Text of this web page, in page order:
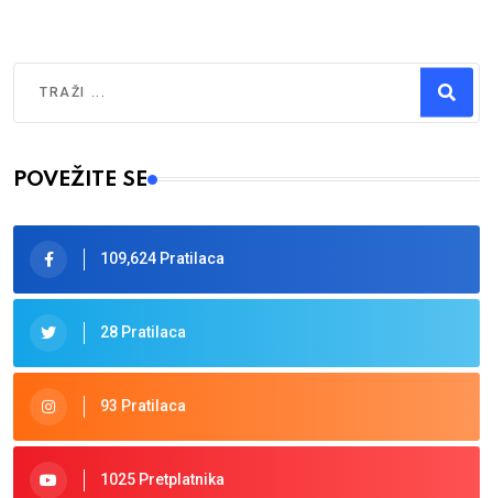
Type 2 or more characters for results.
POVEŽITE SE
109,624 Pratilaca
28 Pratilaca
93 Pratilaca
1025 Pretplatnika